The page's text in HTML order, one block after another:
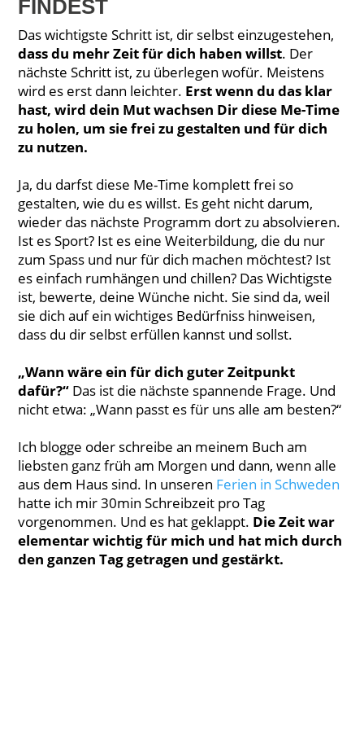
FINDEST
Das wichtigste Schritt ist, dir selbst einzugestehen,
dass du mehr Zeit für dich haben willst. Der
nächste Schritt ist, zu überlegen wofür. Meistens
wird es erst dann leichter. Erst wenn du das klar
hast, wird dein Mut wachsen Dir diese Me-Time
zu holen, um sie frei zu gestalten und für dich
zu nutzen.
Ja, du darfst diese Me-Time komplett frei so
gestalten, wie du es willst. Es geht nicht darum,
wieder das nächste Programm dort zu absolvieren.
Ist es Sport? Ist es eine Weiterbildung, die du nur
zum Spass und nur für dich machen möchtest? Ist
es einfach rumhängen und chillen? Das Wichtigste
ist, bewerte, deine Wünche nicht. Sie sind da, weil
sie dich auf ein wichtiges Bedürfniss hinweisen,
dass du dir selbst erfüllen kannst und sollst.
„Wann wäre ein für dich guter Zeitpunkt
dafür?“ Das ist die nächste spannende Frage. Und
nicht etwa: „Wann passt es für uns alle am besten?“
Ich blogge oder schreibe an meinem Buch am
liebsten ganz früh am Morgen und dann, wenn alle
aus dem Haus sind. In unseren Ferien in Schweden
hatte ich mir 30min Schreibzeit pro Tag
vorgenommen. Und es hat geklappt. Die Zeit war
elementar wichtig für mich und hat mich durch
den ganzen Tag getragen und gestärkt.